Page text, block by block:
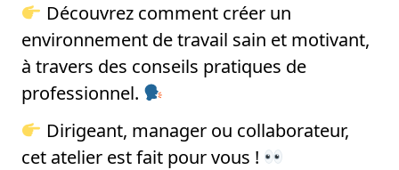
Découvrez comment créer un
environnement de travail sain et motivant,
à travers des conseils pratiques de
professionnel.
Dirigeant, manager ou collaborateur,
cet atelier est fait pour vous !